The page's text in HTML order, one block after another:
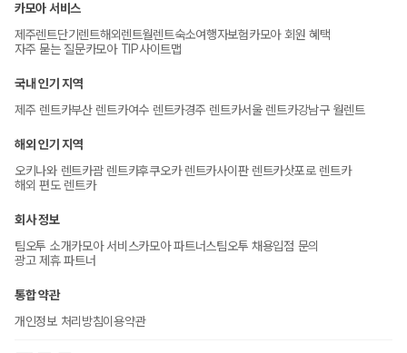
카모아 서비스
제주렌트단기렌트해외렌트월렌트숙소여행자보험카모아 회원 혜택
자주 묻는 질문카모아 TIP사이트맵
국내 인기 지역
제주 렌트카부산 렌트카여수 렌트카경주 렌트카서울 렌트카강남구 월렌트
해외 인기 지역
오키나와 렌트카괌 렌트카후쿠오카 렌트카사이판 렌트카삿포로 렌트카
해외 편도 렌트카
회사 정보
팀오투 소개카모아 서비스카모아 파트너스팀오투 채용입점 문의
광고 제휴 파트너
통합 약관
개인정보 처리방침이용약관